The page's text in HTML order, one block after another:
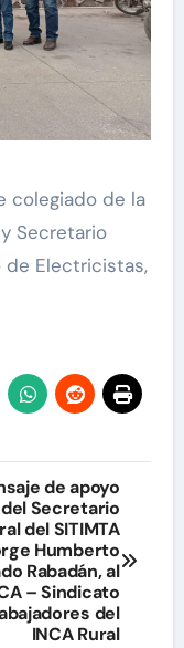
Secretario
de Electricistas,
de apoyo
del Secretario
del SITIMTA
Humberto
Rabadán, al
– Sindicato
del
INCA Rural